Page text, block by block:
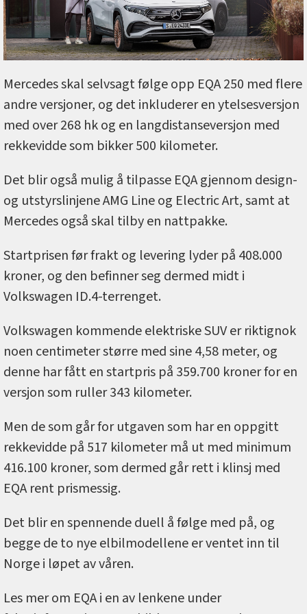
Mercedes skal selvsagt følge opp EQA 250 med flere
andre versjoner, og det inkluderer en ytelsesversjon
med over 268 hk og en langdistanseversjon med
rekkevidde som bikker 500 kilometer.
Det blir også mulig å tilpasse EQA gjennom design-
og utstyrslinjene AMG Line og Electric Art, samt at
Mercedes også skal tilby en nattpakke.
Startprisen før frakt og levering lyder på 408.000
kroner, og den befinner seg dermed midt i
Volkswagen ID.4-terrenget.
Volkswagen kommende elektriske SUV er riktignok
noen centimeter større med sine 4,58 meter, og
denne har fått en startpris på 359.700 kroner for en
versjon som ruller 343 kilometer.
Men de som går for utgaven som har en oppgitt
rekkevidde på 517 kilometer må ut med minimum
416.100 kroner, som dermed går rett i klinsj med
EQA rent prismessig.
Det blir en spennende duell å følge med på, og
begge de to nye elbilmodellene er ventet inn til
Norge i løpet av våren.
Les mer om EQA i en av lenkene under